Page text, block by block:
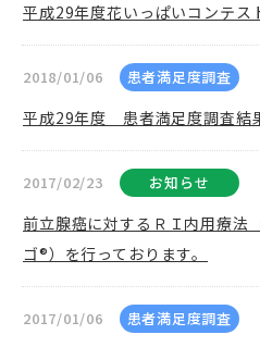
平成29年度花いっぱいコンテス
2018/01/06 患者満足度調査
平成29年度 患者満足度調査結
2017/02/23 お知らせ
前立腺癌に対するＲＩ内用療法
ゴ®）を行っております。
2017/01/06 患者満足度調査